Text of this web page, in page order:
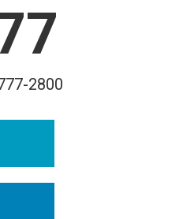
2800